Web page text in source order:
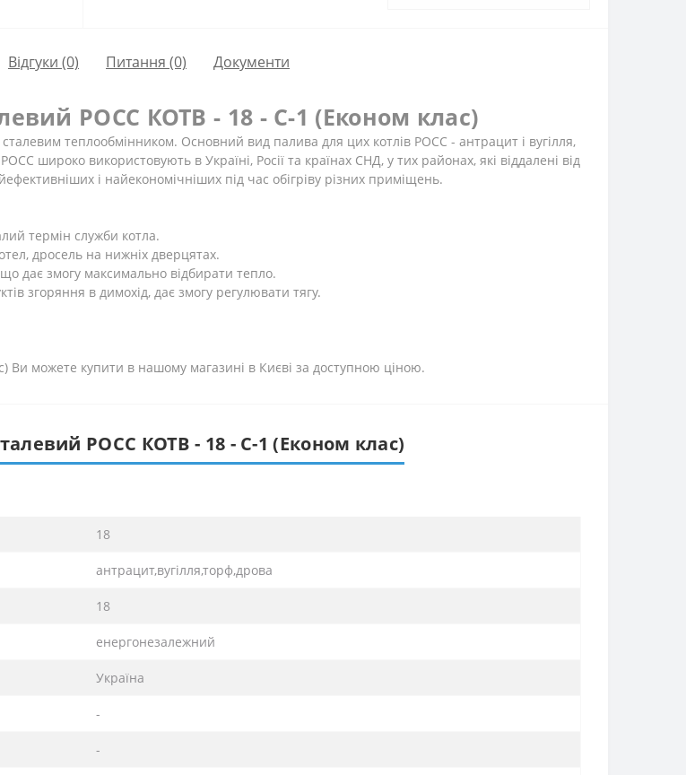
Відгуки (0) Питання (0) Документи
РОСС КОТВ - 18 - С-1 (Економ клас)
теплообмінником. Основний вид палива для цих котлів РОСС - антрацит і вугілля,
широко використовують в Україні, Росії та країнах СНД, у тих районах, які віддалені від
і найекономічніших під час обігріву різних приміщень.
термін служби котла.
дросель на нижніх дверцятах.
дає змогу максимально відбирати тепло.
згоряння в димохід, дає змогу регулювати тягу.
можете купити в нашому магазині в Києві за доступною ціною.
РОСС КОТВ - 18 - С-1 (Економ клас)
18
антрацит,вугілля,торф,дрова
18
енергонезалежний
Україна
-
-